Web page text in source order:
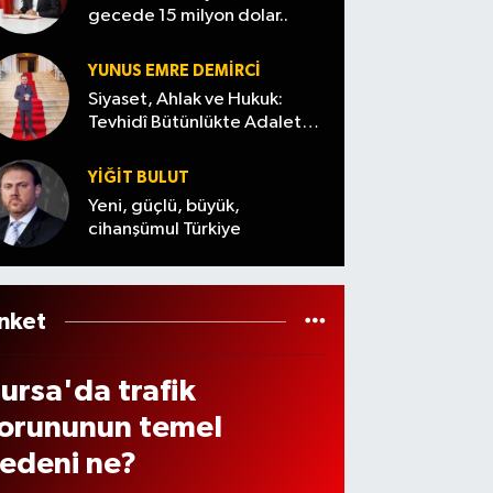
yönte
m
dikka
t çekti
kapas
ite
545
gecede 15 milyon dolar..
YUNUS EMRE DEMIRCI
Siyaset, Ahlak ve Hukuk:
Tevhidî Bütünlükte Adalet
YİĞİT BULUT
Yeni, güçlü, büyük,
cihanşümul Türkiye
trafik
temel
ne?